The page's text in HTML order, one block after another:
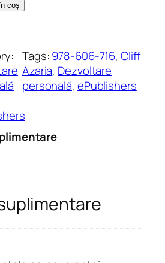
coș
Tags:978-606-716, Cliff
Azaria, Dezvoltare
personală, ePublishers